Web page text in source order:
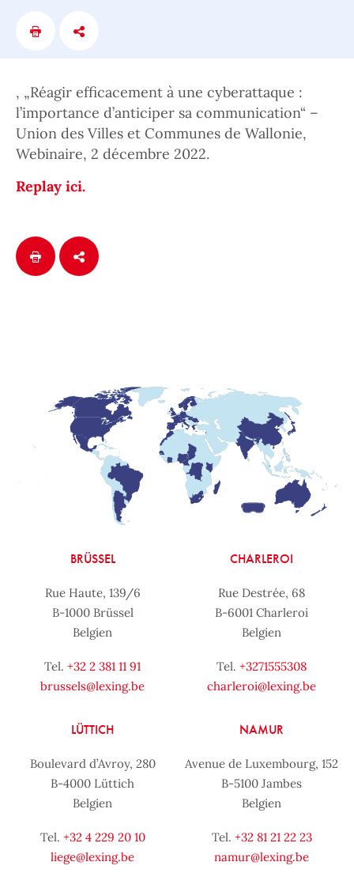
, „Réagir efficacement à une cyberattaque :
l’importance d’anticiper sa communication“ –
Union des Villes et Communes de Wallonie,
Webinaire, 2 décembre 2022.
Replay ici.
BRÜSSEL
Rue Haute, 139/6
B-1000 Brüssel
Belgien
Tel. +32 2 381 11 91
brussels@lexing.be
CHARLEROI
Rue Destrée, 68
B-6001 Charleroi
Belgien
Tel. +3271555308
charleroi@lexing.be
LÜTTICH
Boulevard d’Avroy, 280
B-4000 Lüttich
Belgien
Tel. +32 4 229 20 10
liege@lexing.be
NAMUR
Avenue de Luxembourg, 152
B-5100 Jambes
Belgien
Tel. +32 81 21 22 23
namur@lexing.be